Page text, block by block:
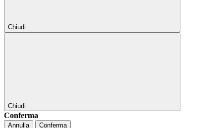
Chiudi
Chiudi
Conferma
Annulla Conferma